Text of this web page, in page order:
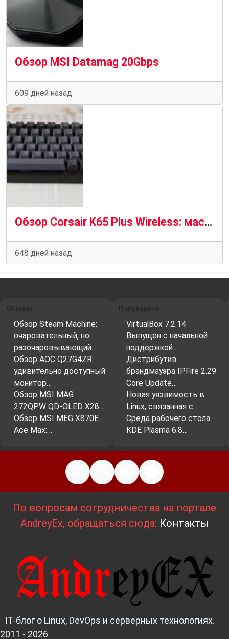
Обзор MSI Datamag 20Gbps
609 дней назад
Обзор Corsair K65 Plus Wireless: мастер многозадачности
648 дней назад
Обзоры
Обзор Steam Machine:
очаровательный, но
разочаровывающий…
Обзор AOC Q27G4ZR:
удивительно доступный
монитор…
Обзор MSI MAG
272QPW QD-OLED X28:…
Обзор MSI MEG X870E
Ace Max:…
Популярное
VirtualBox 7.2.14
Выпущен с начальной
поддержкой…
Дистрибутив
брандмауэра IPFire 2.29
Core Update…
Новая уязвимость в
Linux, связанная с…
Среда рабочего стола
KDE Plasma 6.8…
По вопросам сотрудничества на портале
AndreyEx, обращаться сюда: Контакты
IT-блог о Linux, DevOps и серверных технологиях.
2011 - 2026